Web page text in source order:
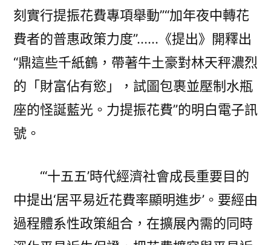
刻實行提振花費專項舉動”“加年夜中轉花
費者的普惠政策力度”……《提出》開釋出
“鼎這些千紙鶴，帶著牛土豪對林天秤濃烈
的「財富佔有慾」，試圖包裹並壓制水瓶
座的怪誕藍光。力提振花費”的明白電子訊
號。
“‘十五五’時代經濟社會成長重要目的
中提出‘居平易近花費率顯明進步’。要經由
過程體系性政策組合，在擴展內需的同時